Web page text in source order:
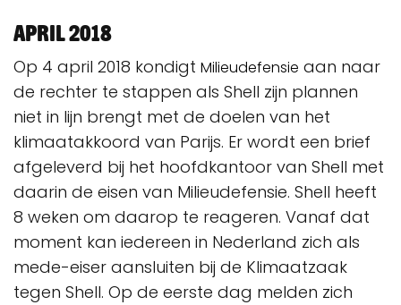
April 2018
Op 4 april 2018 kondigt Milieudefensie aan naar
de rechter te stappen als Shell zijn plannen
niet in lijn brengt met de doelen van het
klimaatakkoord van Parijs. Er wordt een brief
afgeleverd bij het hoofdkantoor van Shell met
daarin de eisen van Milieudefensie. Shell heeft
8 weken om daarop te reageren. Vanaf dat
moment kan iedereen in Nederland zich als
mede-eiser aansluiten bij de Klimaatzaak
tegen Shell. Op de eerste dag melden zich